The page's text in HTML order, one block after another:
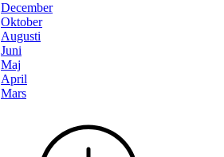
December
Oktober
Augusti
Juni
Maj
April
Mars